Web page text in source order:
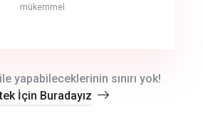
mükemmel.
yapabileceklerinin sınırı yok!
İçin Buradayız